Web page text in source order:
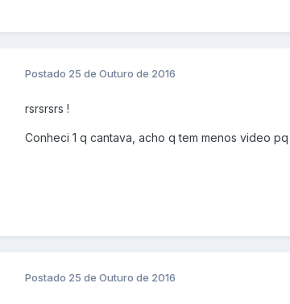
Postado 25 de Outuro de 2016
rsrsrsrs !
Conheci 1 q cantava, acho q tem menos video pq
Postado 25 de Outuro de 2016